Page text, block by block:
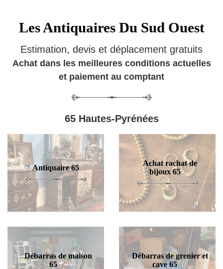
Les Antiquaires Du Sud Ouest
Estimation, devis et déplacement gratuits
Achat dans les meilleures conditions actuelles
et paiement au comptant
65 Hautes-Pyrénées
Antiquaire 65
Achat rachat de
bijoux 65
Débarras de maison
65
Débarras de grenier et
cave 65